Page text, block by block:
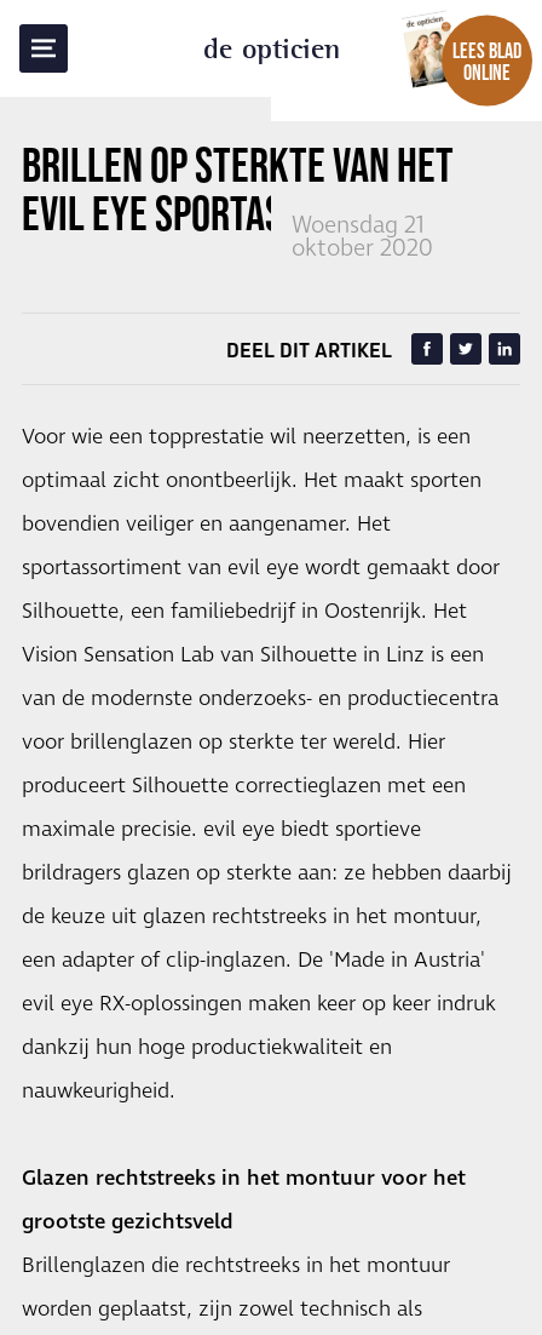
de opticien
LEES BLAD
ONLINE
BRILLEN OP STERKTE VAN HET
EVIL EYE SPORTASSORTIMENT
Woensdag 21
oktober 2020
TERUG NAAR OVERZICHT
DEEL DIT ARTIKEL
Voor wie een topprestatie wil neerzetten, is een
optimaal zicht onontbeerlijk. Het maakt sporten
bovendien veiliger en aangenamer. Het
sportassortiment van evil eye wordt gemaakt door
Silhouette, een familiebedrijf in Oostenrijk. Het
Vision Sensation Lab van Silhouette in Linz is een
van de modernste onderzoeks- en productiecentra
voor brillenglazen op sterkte ter wereld. Hier
produceert Silhouette correctieglazen met een
maximale precisie. evil eye biedt sportieve
brildragers glazen op sterkte aan: ze hebben daarbij
de keuze uit glazen rechtstreeks in het montuur,
een adapter of clip-inglazen. De 'Made in Austria'
evil eye RX-oplossingen maken keer op keer indruk
dankzij hun hoge productiekwaliteit en
nauwkeurigheid.
Glazen rechtstreeks in het montuur voor het
grootste gezichtsveld
Brillenglazen die rechtstreeks in het montuur
worden geplaatst, zijn zowel technisch als